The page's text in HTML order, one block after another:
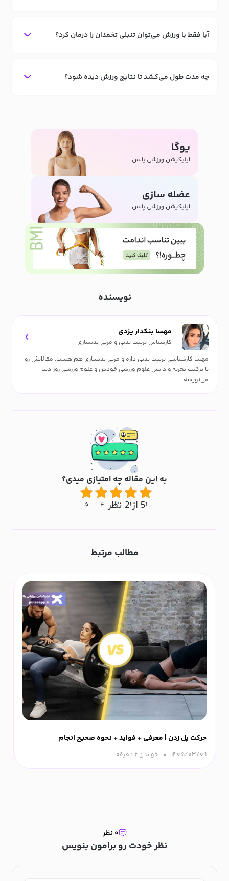
آیا فقط با ورزش می‌توان تنبلی تخمدان را درمان کرد؟
چه مدت طول می‌کشد تا نتایج ورزش دیده شود؟
نویسنده
مهسا بنکدار یزدی
کارشناس تربیت بدنی و مربی بدنسازی
مهسا کارشناسی تربیت بدنی داره و مربی بدنسازی هم هست. مقالاتش رو
با ترکیب تجربه و دانش علوم ورزشی خودش و علوم ورزشی روز دنیا
می‌نویسه.
به این مقاله چه امتیازی میدی؟
5 از 2 نظر۱ ۲ ۳ ۴ ۵
مطالب مرتبط
حرکت پل زدن | معرفی + فواید + نحوه صحیح انجام
۱۴۰۵/۰۳/۰۹ خواندن ۶ دقیقه‌
نظر خودت رو برامون بنویس
۰ نظر